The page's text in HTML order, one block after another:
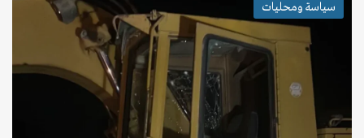
سياسة ومحليات